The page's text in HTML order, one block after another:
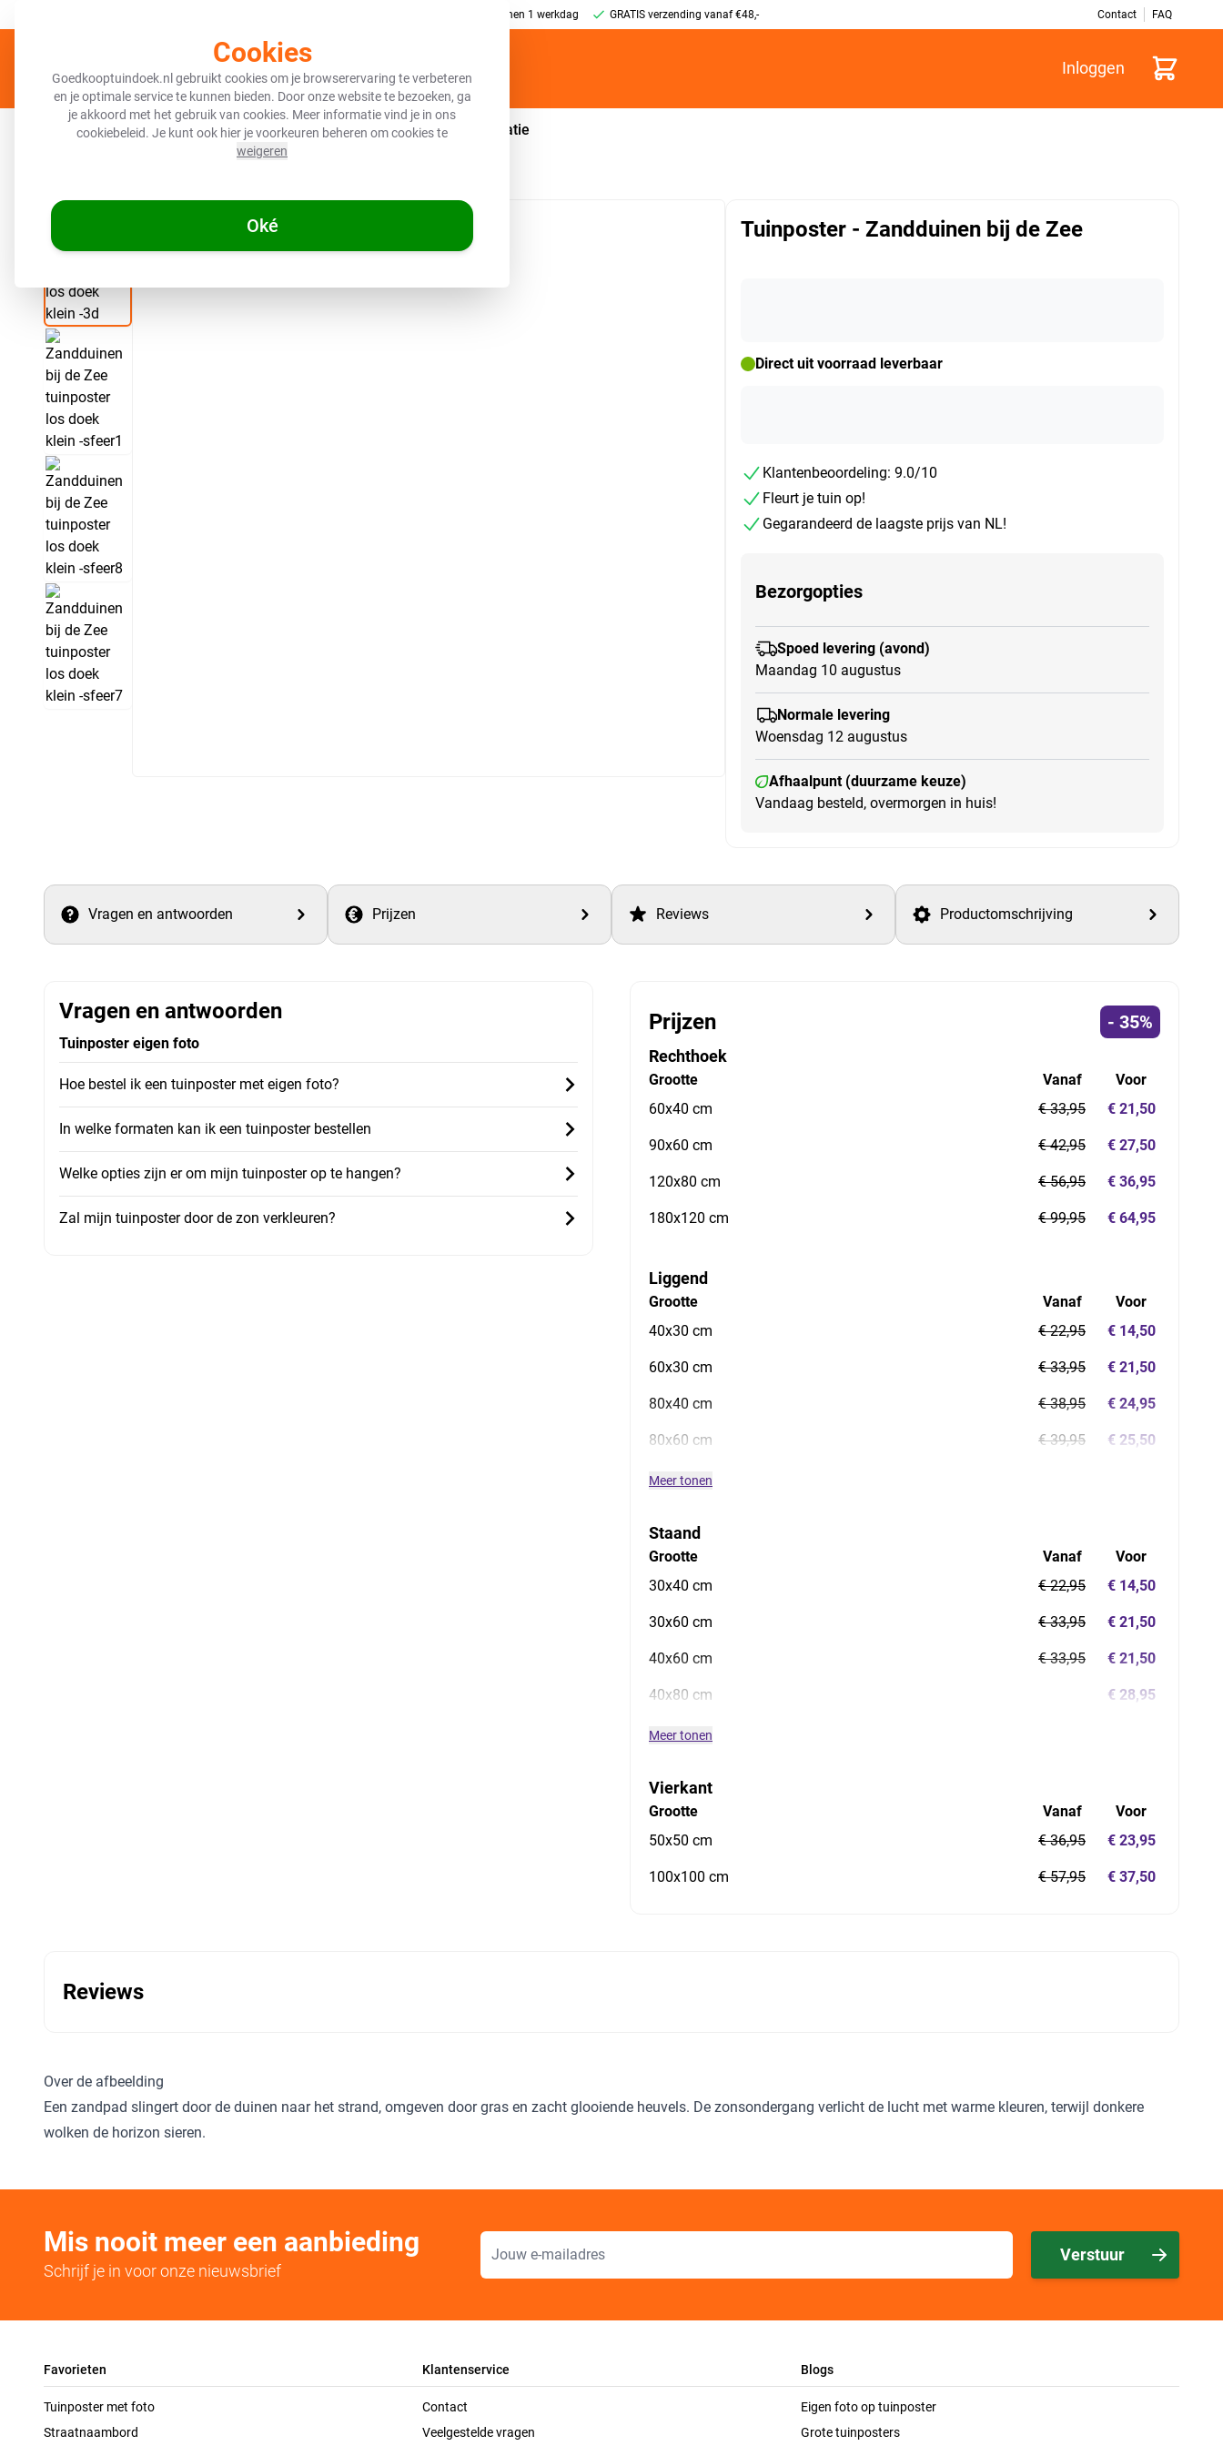
Cookies
Goedkooptuindoek.nl gebruikt cookies om je browserervaring te verbeteren
en je optimale service te kunnen bieden. Door onze website te bezoeken, ga
je akkoord met het gebruik van cookies. Meer informatie vind je in ons
cookiebeleid. Je kunt ook hier je voorkeuren beheren om cookies te
weigeren
Oké
Standaard verzending 3 werkdagen, SPOED binnen 1 werkdag GRATIS verzending vanaf €48,- Contact FAQ
Inloggen
Tuinposters Tuinposter collecties Tuindecoratie Wanddecoratie
Tuinposter - Zandduinen bij de Zee
Direct uit voorraad leverbaar
Klantenbeoordeling: 9.0/10
Fleurt je tuin op!
Gegarandeerd de laagste prijs van NL!
Bezorgopties
Spoed levering (avond)
Maandag 10 augustus
Normale levering
Woensdag 12 augustus
Afhaalpunt (duurzame keuze)
Vandaag besteld, overmorgen in huis!
Vragen en antwoorden Prijzen Reviews Productomschrijving
Vragen en antwoorden
Tuinposter eigen foto
Hoe bestel ik een tuinposter met eigen foto?
In welke formaten kan ik een tuinposter bestellen
Welke opties zijn er om mijn tuinposter op te hangen?
Zal mijn tuinposter door de zon verkleuren?
Prijzen - 35%
Rechthoek
Grootte
60x40 cm
90x60 cm
120x80 cm
180x120 cm
Vanaf
€ 33,95
€ 42,95
€ 56,95
€ 99,95
Voor
€ 21,50
€ 27,50
€ 36,95
€ 64,95
Liggend
Grootte
40x30 cm
60x30 cm
80x40 cm
80x60 cm
Vanaf
€ 22,95
€ 33,95
€ 38,95
€ 39,95
Voor
€ 14,50
€ 21,50
€ 24,95
€ 25,50
Meer tonen
Staand
Grootte
30x40 cm
30x60 cm
40x60 cm
40x80 cm
Vanaf
€ 22,95
€ 33,95
€ 33,95
Voor
€ 14,50
€ 21,50
€ 21,50
€ 28,95
Meer tonen
Vierkant
Grootte
50x50 cm
100x100 cm
Vanaf
€ 36,95
€ 57,95
Voor
€ 23,95
€ 37,50
Reviews
Over de afbeelding
Een zandpad slingert door de duinen naar het strand, omgeven door gras en zacht glooiende heuvels. De zonsondergang verlicht de lucht met warme kleuren, terwijl donkere
wolken de horizon sieren.
Mis nooit meer een aanbieding
Schrijf je in voor onze nieuwsbrief
E-mailadres
Verstuur
Favorieten
Tuinposter met foto
Straatnaambord
Klantenservice
Contact
Veelgestelde vragen
Blogs
Eigen foto op tuinposter
Grote tuinposters